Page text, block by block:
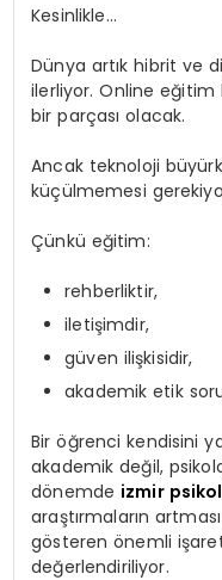
Kesinlikle…
Dünya artık hibrit ve
ilerliyor. Online eğitim
bir parçası olacak.
Ancak teknoloji
küçülmemesi
Çünkü eğitim:
rehberliktir,
iletişimdir,
güven ilişkisidir,
akademik etik
Bir öğrenci kendisini
akademik değil,
dönemde izmir
araştırmaların
gösteren önemli
değerlendiriliyor.